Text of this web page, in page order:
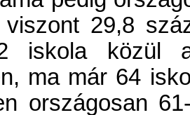
viszont 29,8
iskola közül
ma már 64
országosan